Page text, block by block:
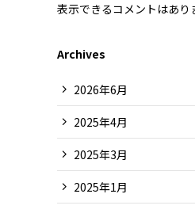
表示できるコメントはあり
Archives
2026年6月
2025年4月
2025年3月
2025年1月